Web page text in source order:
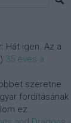
Hát igen. Az a
) 35 éves a
szeretne
fordításának
ez...